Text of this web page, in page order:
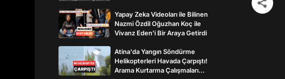
Yapay Zeka Videoları ile Bilinen
Nazmi Özdil Oğuzhan Koç ile
Vivanz Eden'i Bir Araya Getirdi
Atina'da Yangın Söndürme
Helikopterleri Havada Çarpıştı!
Arama Kurtarma Çalışmaları